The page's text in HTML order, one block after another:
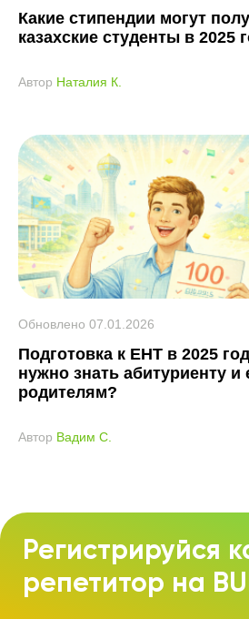
Какие стипендии могут
казахские студенты в 2025
Автор Наталия К.
Обновлено 07.01.2026
Подготовка к ЕНТ в 2025
нужно знать абитуриенту и
родителям?
Автор Вадим С.
Регистрируйся
репетитор на